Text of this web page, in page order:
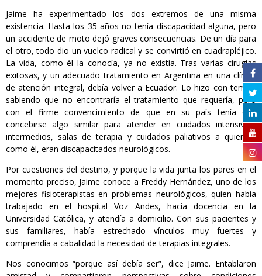
Jaime ha experimentado los dos extremos de una misma
existencia. Hasta los 35 años no tenía discapacidad alguna, pero
un accidente de moto dejó graves consecuencias. De un día para
el otro, todo dio un vuelco radical y se convirtió en cuadrapléjico.
La vida, como él la conocía, ya no existía. Tras varias cirugías
exitosas, y un adecuado tratamiento en Argentina en una clínica
de atención integral, debía volver a Ecuador. Lo hizo con temor,
sabiendo que no encontraría el tratamiento que requería, pero
con el firme convencimiento de que en su país tenía que
concebirse algo similar para atender en cuidados intensivos,
intermedios, salas de terapia y cuidados paliativos a quienes,
como él, eran discapacitados neurológicos.
Por cuestiones del destino, y porque la vida junta los pares en el
momento preciso, Jaime conoce a Freddy Hernández, uno de los
mejores fisioterapistas en problemas neurológicos, quien había
trabajado en el hospital Voz Andes, hacía docencia en la
Universidad Católica, y atendía a domicilio. Con sus pacientes y
sus familiares, había estrechado vínculos muy fuertes y
comprendía a cabalidad la necesidad de terapias integrales.
Nos conocimos “porque así debía ser”, dice Jaime. Entablaron